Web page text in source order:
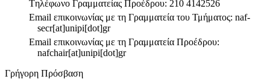
Tηλέφωνο Γραμματείας Προέδρου: 210 4142526
Email επικοινωνίας με τη Γραμματεία του Τμήματος: naf-
secr[at]unipi[dot]gr
Email επικοινωνίας με τη Γραμματεία Προέδρου:
nafchair[at]unipi[dot]gr
Γρήγορη Πρόσβαση